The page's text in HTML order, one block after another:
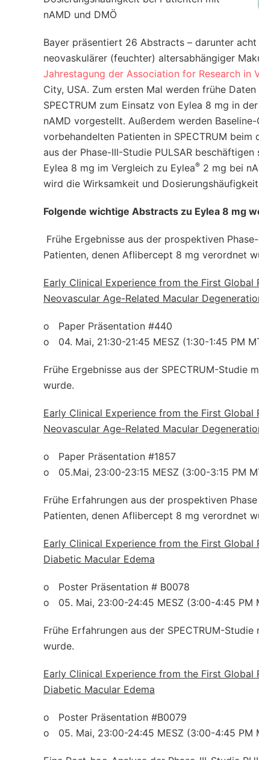
nAMD und DMÖ
Bayer präsentiert 26 Abstracts – darunter
neovaskulärer (feuchter) altersabhängiger
Jahrestagung der Association for Research in
City, USA. Zum ersten Mal werden frühe
SPECTRUM zum Einsatz von Eylea 8 mg in
nAMD vorgestellt. Außerdem werden
vorbehandelten Patienten in SPECTRUM
aus der Phase-III-Studie PULSAR
Eylea 8 mg im Vergleich zu Eylea® 2 mg bei
wird die Wirksamkeit und
Folgende wichtige Abstracts zu Eylea 8 mg
Frühe Ergebnisse aus der prospektiven
Patienten, denen Aflibercept 8 mg verordnet
Early Clinical Experience from the First
Neovascular Age-Related Macular
o Paper Präsentation #440
o 04. Mai, 21:30-21:45 MESZ (1:30-1:45 PM
Frühe Ergebnisse aus der SPECTRUM-
wurde.
Early Clinical Experience from the First
Neovascular Age-Related Macular
o Paper Präsentation #1857
o 05.Mai, 23:00-23:15 MESZ (3:00-3:15 PM
Frühe Erfahrungen aus der prospektiven
Patienten, denen Aflibercept 8 mg verordnet
Early Clinical Experience from the First
Diabetic Macular Edema
o Poster Präsentation # B0078
o 05. Mai, 23:00-24:45 MESZ (3:00-4:45 PM
Frühe Erfahrungen aus der SPECTRUM-
wurde.
Early Clinical Experience from the First
Diabetic Macular Edema
o Poster Präsentation #B0079
o 05. Mai, 23:00-24:45 MESZ (3:00-4:45 PM